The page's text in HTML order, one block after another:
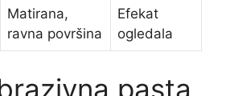
Matirana,
ravna površina
Efekat
ogledala
pasta